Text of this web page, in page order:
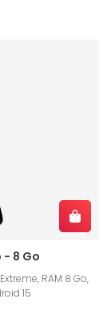
8 Go
RAM 8 Go,
15